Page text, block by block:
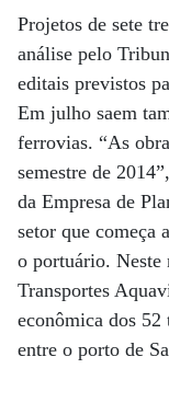
Projetos de sete
análise pelo
editais previstos
Em julho saem
ferrovias. “As
semestre de
da Empresa de
setor que começa
o portuário. Neste
Transportes
econômica dos
entre o porto de